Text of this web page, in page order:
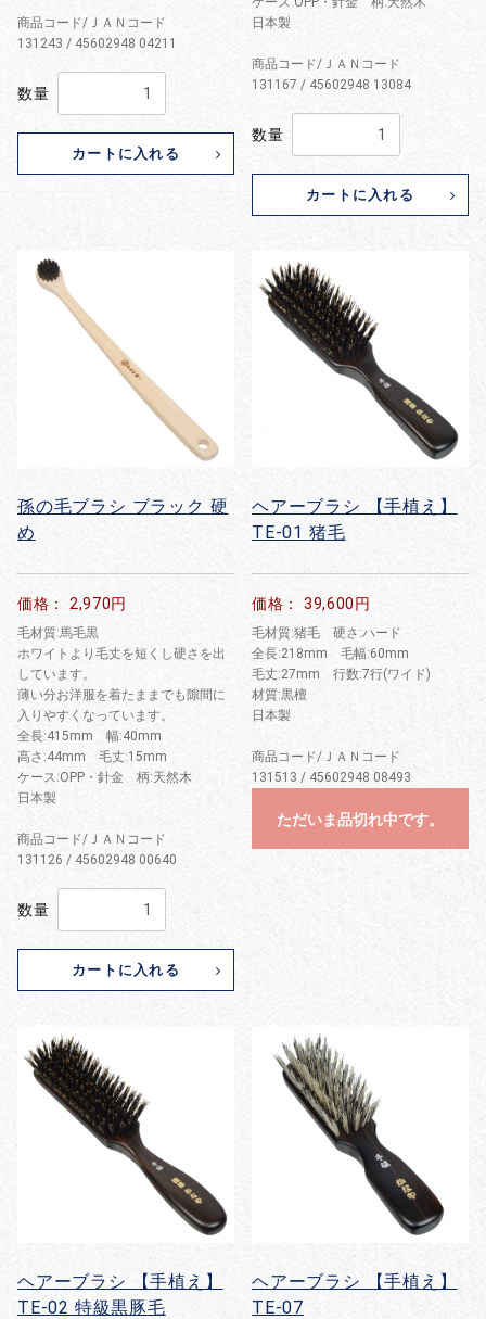
商品コード/ＪＡＮコード
131243 / 45602948 04211
数量
カートに入れる
日本製
商品コード/ＪＡＮコード
131167 / 45602948 13084
数量
カートに入れる
孫の毛ブラシ ブラック 硬
め
価格： 2,970円
毛材質:馬毛黒
ホワイトより毛丈を短くし硬さを出
しています。
薄い分お洋服を着たままでも隙間に
入りやすくなっています。
全長:415mm 幅:40mm
高さ:44mm 毛丈:15mm
ケース:OPP・針金 柄:天然木
日本製
商品コード/ＪＡＮコード
131126 / 45602948 00640
数量
カートに入れる
ヘアーブラシ 【手植え】
TE-01 猪毛
価格： 39,600円
毛材質:猪毛 硬さ:ハード
全長:218mm 毛幅:60mm
毛丈:27mm 行数:7行(ワイド)
材質:黒檀
日本製
商品コード/ＪＡＮコード
131513 / 45602948 08493
ただいま品切れ中です。
ヘアーブラシ 【手植え】
TE-02 特級黒豚毛
ヘアーブラシ 【手植え】
TE-07